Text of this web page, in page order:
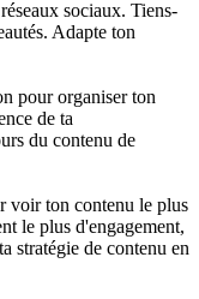
sociaux. Tiens-
Adapte ton
pour organiser ton
de ta
du contenu de
voir ton contenu le plus
le plus d'engagement,
stratégie de contenu en